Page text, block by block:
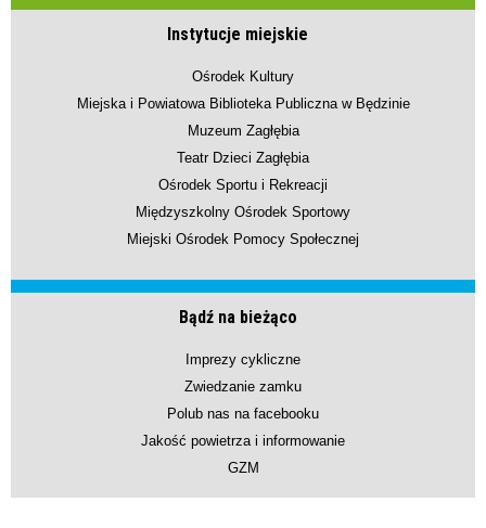
Instytucje miejskie
Ośrodek Kultury
Miejska i Powiatowa Biblioteka Publiczna w Będzinie
Muzeum Zagłębia
Teatr Dzieci Zagłębia
Ośrodek Sportu i Rekreacji
Międzyszkolny Ośrodek Sportowy
Miejski Ośrodek Pomocy Społecznej
Bądź na bieżąco
Imprezy cykliczne
Zwiedzanie zamku
Polub nas na facebooku
Jakość powietrza i informowanie
GZM